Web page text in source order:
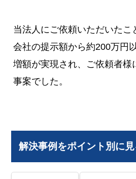
当法人にご依頼いただいたこ
会社の提示額から約200万円
増額が実現され、ご依頼者様
事案でした。
解決事例をポイント別に見